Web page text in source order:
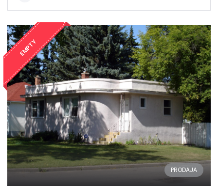
EMPTY
PRODAJA